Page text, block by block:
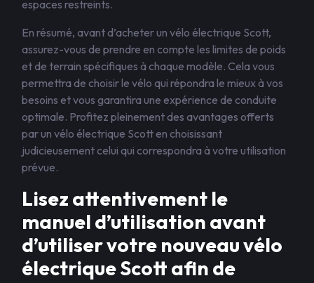
espaces restreints.
En résumé, avant d’acheter un vélo électrique Scott,
assurez-vous de prendre en compte les limites de poids
et de terrain spécifiques à chaque modèle. Cela vous
permettra de choisir le vélo qui répondra le mieux à vos
besoins et vous garantira une expérience de conduite
optimale. Profitez pleinement des avantages offerts
par un vélo électrique Scott en choisissant
judicieusement celui qui correspondra à votre utilisation
prévue.
Lisez attentivement le
manuel d’utilisation avant
d’utiliser votre nouveau vélo
électrique Scott afin de